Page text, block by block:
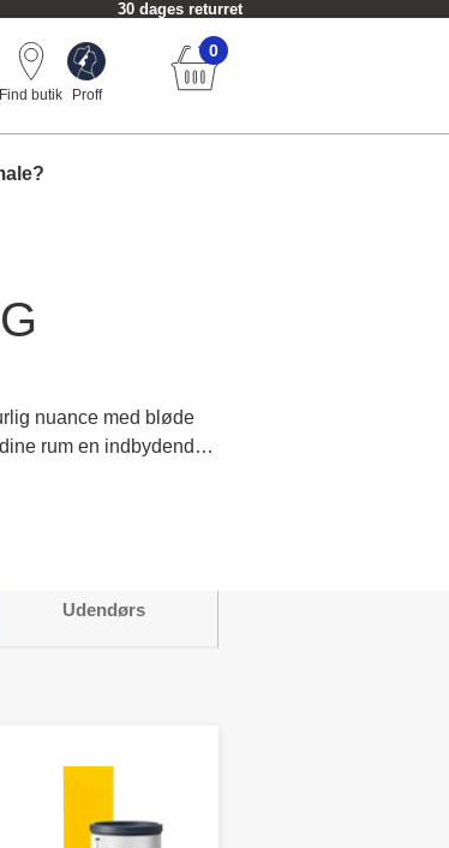
30 dages returret
Find butik Proff
0
nuance med bløde
rum en indbydende
base, der matcher
Udendørs